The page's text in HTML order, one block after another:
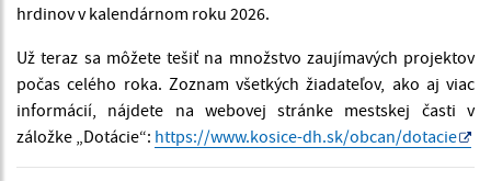
hrdinov v kalendárnom roku 2026.
Už teraz sa môžete tešiť na množstvo zaujímavých projektov
počas celého roka. Zoznam všetkých žiadateľov, ako aj viac
informácií, nájdete na webovej stránke mestskej časti v
záložke „Dotácie“: https://www.kosice-dh.sk/obcan/dotacie